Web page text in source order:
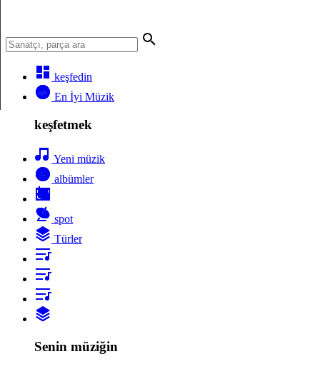
keşfedin
En İyi Müzik
keşfetmek
Yeni müzik
albümler
spot
Türler
Senin müziğin